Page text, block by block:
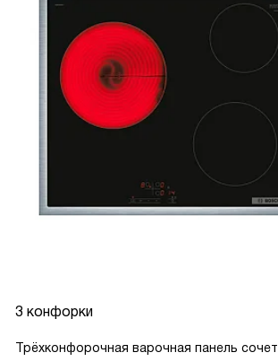
3 конфорки
Трёхконфорочная варочная панель